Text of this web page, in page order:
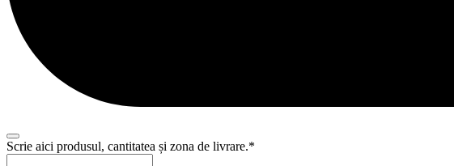
Scrie aici produsul, cantitatea și zona de livrare.*